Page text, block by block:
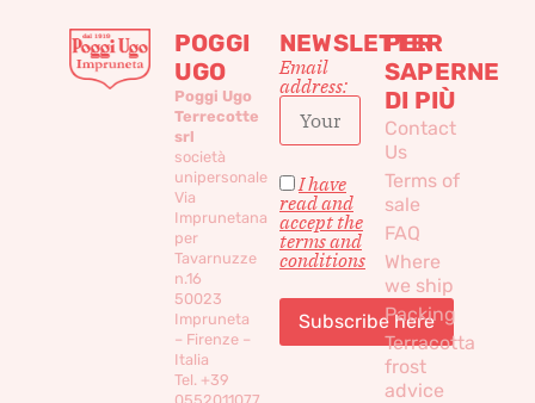
POGGI
UGO
Poggi Ugo
Terrecotte
srl
società
unipersonale
Via
Imprunetana
per
Tavarnuzze
n.16
50023
Impruneta
– Firenze –
Italia
Tel. +39
NEWSLETTER
Email
address:
I have
read and
accept the
terms and
conditions
PER
SAPERNE
DI PIÙ
Contact
Us
Terms of
sale
FAQ
Where
we ship
Packing
Terracotta
frost
advice